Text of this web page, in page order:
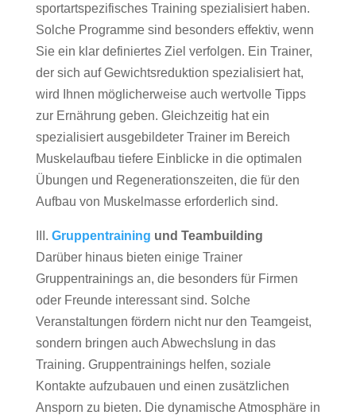
sportartspezifisches Training spezialisiert haben.
Solche Programme sind besonders effektiv, wenn
Sie ein klar definiertes Ziel verfolgen. Ein Trainer,
der sich auf Gewichtsreduktion spezialisiert hat,
wird Ihnen möglicherweise auch wertvolle Tipps
zur Ernährung geben. Gleichzeitig hat ein
spezialisiert ausgebildeter Trainer im Bereich
Muskelaufbau tiefere Einblicke in die optimalen
Übungen und Regenerationszeiten, die für den
Aufbau von Muskelmasse erforderlich sind.
III. Gruppentraining und Teambuilding
Darüber hinaus bieten einige Trainer
Gruppentrainings an, die besonders für Firmen
oder Freunde interessant sind. Solche
Veranstaltungen fördern nicht nur den Teamgeist,
sondern bringen auch Abwechslung in das
Training. Gruppentrainings helfen, soziale
Kontakte aufzubauen und einen zusätzlichen
Ansporn zu bieten. Die dynamische Atmosphäre in